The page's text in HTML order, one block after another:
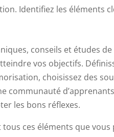
Identifiez les éléments
conseils et études
vos objectifs.
choisissez des
communauté
les bons réflexes.
tous ces éléments que